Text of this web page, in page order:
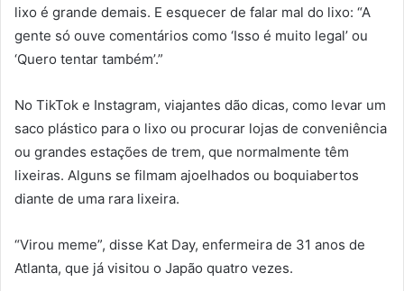
lixo é grande demais. E esquecer de falar mal do lixo: “A
gente só ouve comentários como ‘Isso é muito legal’ ou
‘Quero tentar também’.”
No TikTok e Instagram, viajantes dão dicas, como levar um
saco plástico para o lixo ou procurar lojas de conveniência
ou grandes estações de trem, que normalmente têm
lixeiras. Alguns se filmam ajoelhados ou boquiabertos
diante de uma rara lixeira.
“Virou meme”, disse Kat Day, enfermeira de 31 anos de
Atlanta, que já visitou o Japão quatro vezes.